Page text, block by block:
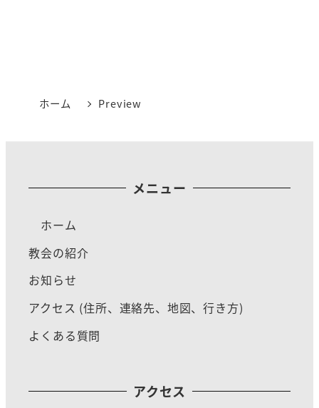
ホーム Preview
メニュー
ホーム
教会の紹介
お知らせ
アクセス (住所、連絡先、地図、行き方)
よくある質問
アクセス